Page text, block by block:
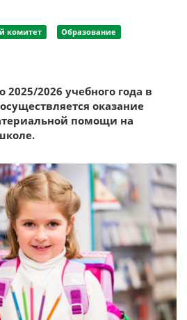
комитет Образование
2026 учебного года в
оказание
помощи на